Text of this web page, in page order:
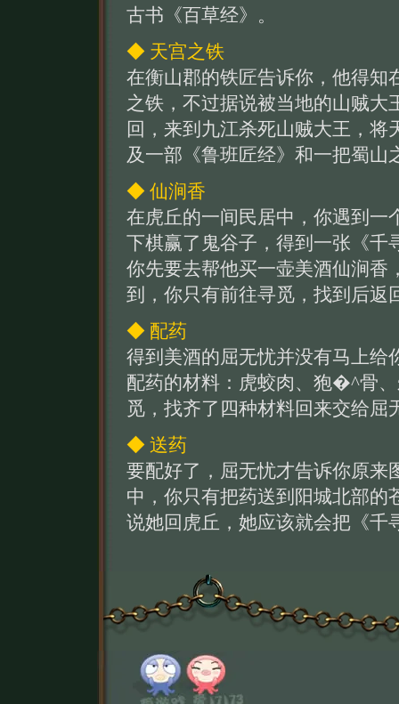
古书《百草经》。
◆ 天宫之铁
在衡山郡的铁匠告诉你，他得知
之铁，不过据说被当地的山贼
回，来到九江杀死山贼大王，
及一部《鲁班匠经》和一把蜀山
◆ 仙涧香
在虎丘的一间民居中，你遇到一
下棋赢了鬼谷子，得到一张《千
你先要去帮他买一壶美酒仙涧香
到，你只有前往寻觅，找到后返
◆ 配药
得到美酒的屈无忧并没有马上给
配药的材料：虎蛟肉、狍�^骨
觅，找齐了四种材料回来交给屈
◆ 送药
要配好了，屈无忧才告诉你原来
中，你只有把药送到阳城北部的
说她回虎丘，她应该就会把《千